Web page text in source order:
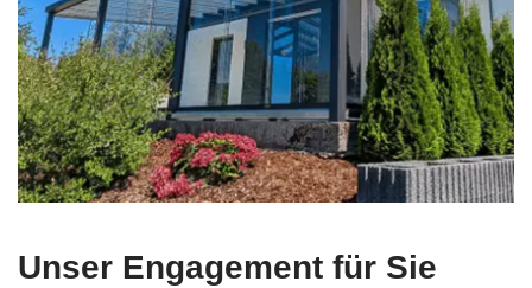
Unser Engagement für Sie